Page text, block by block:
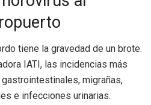
tiene la gravedad de un brote.
IATI, las incidencias más
migrañas,
e infecciones urinarias.